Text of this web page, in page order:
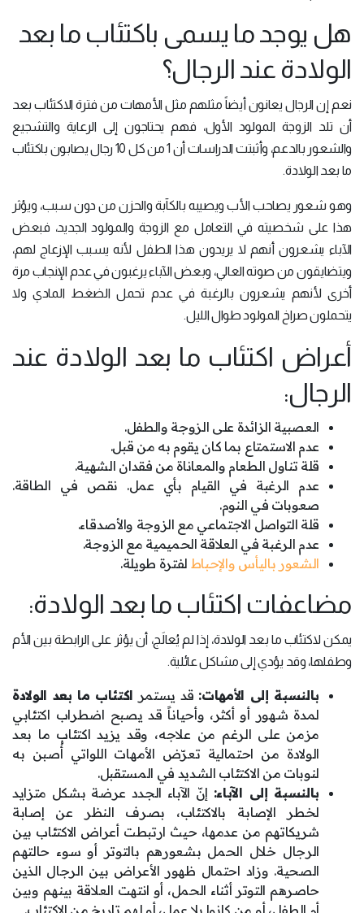
هل يوجد ما يسمى باكتئاب ما بعد
الولادة عند الرجال؟
نعم إن الرجال يعانون أيضاً مثلهم مثل الأمهات من فترة الاكتئاب بعد
أن تلد الزوجة المولود الأول، فهم يحتاجون إلى الرعاية والتشجيع
والشعور بالدعم، وأثبتت الدراسات أن 1 من كل 10 رجال يصابون باكتئاب
ما بعد الولادة.
وهو شعور يصاحب الأب ويصيبه بالكآبة والحزن من دون سبب، ويؤثر
هذا على شخصيته في التعامل مع الزوجة والمولود الجديد، فبعض
الآباء يشعرون أنهم لا يريدون هذا الطفل لأنه يسبب الإزعاج لهم،
ويتضايقون من صوته العالي، وبعض الآباء يرغبون في عدم الإنجاب مرة
أخرى لأنهم يشعرون بالرغبة في عدم تحمل الضغط المادي ولا
يتحملون صراخ المولود طوال الليل.
أعراض اكتئاب ما بعد الولادة عند
الرجال:
العصبية الزائدة على الزوجة والطفل.
عدم الاستمتاع بما كان يقوم به من قبل.
قلة تناول الطعام والمعاناة من فقدان الشهية.
عدم الرغبة في القيام بأي عمل. نقص في الطاقة.
صعوبات في النوم.
قلة التواصل الاجتماعي مع الزوجة والأصدقاء.
عدم الرغبة في العلاقة الحميمية مع الزوجة.
الشعور باليأس والإحباط لفترة طويلة.
مضاعفات اكتئاب ما بعد الولادة:
يمكن لاكتئاب ما بعد الولادة، إذا لم يُعالَج، أن يؤثر على الرابطة بين الأم
وطفلها، وقد يؤدي إلى مشاكل عائلية.
بالنسبة إلى الأمهات: قد يستمر اكتئاب ما بعد الولادة
لمدة شهور أو أكثر، وأحياناً قد يصبح اضطراب اكتئابي
مزمن على الرغم من علاجه، وقد يزيد اكتئاب ما بعد
الولادة من احتمالية تعرّض الأمهات اللواتي أُصبن به
لنوبات من الاكتئاب الشديد في المستقبل.
بالنسبة إلى الآباء: إنّ الآباء الجدد عرضة بشكل متزايد
لخطر الإصابة بالاكتئاب، بصرف النظر عن إصابة
شريكاتهم من عدمها، حيث ارتبطت أعراض الاكتئاب بين
الرجال خلال الحمل بشعورهم بالتوتر أو سوء حالتهم
الصحية. وزاد احتمال ظهور الأعراض بين الرجال الذين
حاصرهم التوتر أثناء الحمل، أو انتهت العلاقة بينهم وبين